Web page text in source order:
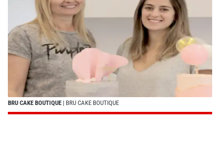
BRU CAKE BOUTIQUE | BRU CAKE BOUTIQUE